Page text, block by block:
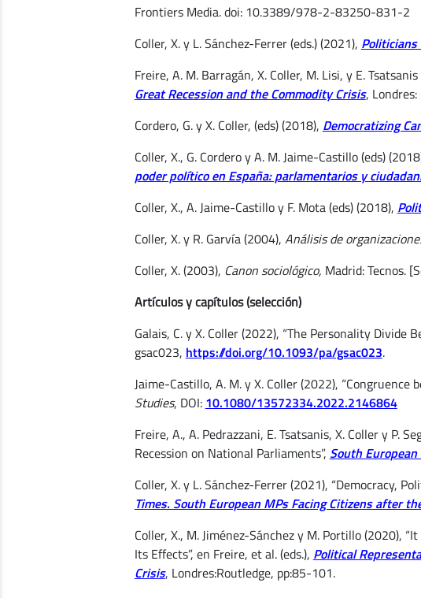
Frontiers Media. doi: 10.3389/978-2-83250-831-2
Coller, X. y L. Sánchez-Ferrer (eds.) (2021), Politicians
Freire, A. M. Barragán, X. Coller, M. Lisi, y E. Tsatsanis
Great Recession and the Commodity Crisis,
Cordero, G. y X. Coller, (eds) (2018), Democratizing
Coller, X., G. Cordero y A. M. Jaime-Castillo (eds)
poder político en España: parlamentarios y
Coller, X., A. Jaime-Castillo y F. Mota (eds) (2018),
Coller, X. y R. Garvía (2004), Análisis de
Coller, X. (2003), Canon sociológico, Madrid: Tecnos.
Artículos y capítulos (selección)
Galais, C. y X. Coller (2022), “The Personality Divide
gsac023, https://doi.org/10.1093/pa/gsac023.
Jaime-Castillo, A. M. y X. Coller (2022),
Studies, DOI: 10.1080/13572334.2022.2146864
Freire, A., A. Pedrazzani, E. Tsatsanis, X. Coller y P.
Recession on National Parliaments”, South
Coller, X. y L. Sánchez-Ferrer (2021), “Democracy,
Times. South European MPs Facing Citizens after
Coller, X., M. Jiménez-Sánchez y M. Portillo (2020),
Its Effects”, en Freire, et al. (eds.), Political
Crisis, Londres:Routledge, pp:85-101.